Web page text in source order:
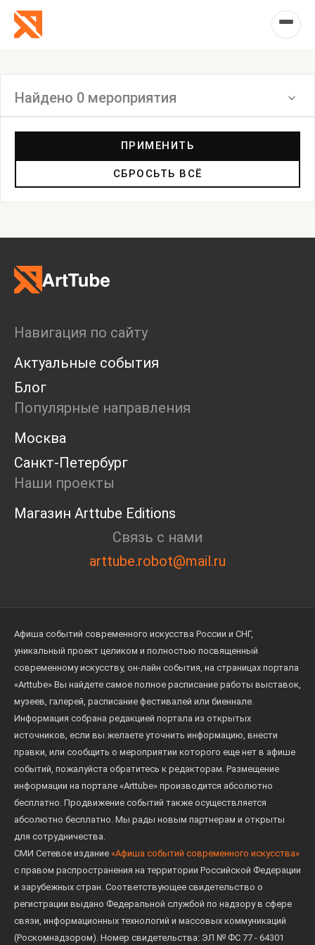
Найдено 0 мероприятия
Дискуссия
Пост-релиз
Пресс-конференция
Ярмарка
Open call
Экскурсия
Дискуссия
Cosmoscow 2024
Blazar 2024
Встречи
Круглый стол
ПРИМЕНИТЬ
СБРОСЬТЬ ВСЁ
Навигация по сайту
Актуальные события
Блог
Популярные направления
Москва
Санкт-Петербург
Наши проекты
Магазин Arttube Editions
Связь с нами
arttube.robot@mail.ru
Афиша событий современного искусства России и СНГ,
уникальный проект целиком и полностью посвященный
современному искусству, он-лайн события, на страницах портала
«Arttube» Вы найдете самое полное расписание работы выставок,
музеев, галерей, расписание фестивалей или биеннале.
Информация собрана редакцией портала из открытых
источников, если вы желаете уточнить информацию, внести
правки, или сообщить о мероприятии которого еще нет в афише
событий, пожалуйста обратитесь к редакторам. Размещение
информации на портале «Arttube» производится абсолютно
бесплатно. Продвижение событий также осуществляется
абсолютно бесплатно. Мы рады новым партнерам и открыты
для сотрудничества.
СМИ Сетевое издание «Афиша событий современного искусства»
с правом распространения на территории Российской Федерации
и зарубежных стран. Соответствующее свидетельство о
регистрации выдано Федеральной службой по надзору в сфере
связи, информационных технологий и массовых коммуникаций
(Роскомнадзором). Номер свидетельства: ЭЛ № ФС 77 - 64301